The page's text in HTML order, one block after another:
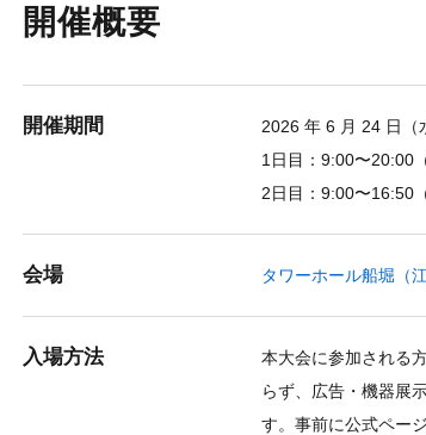
開催概要
開催期間
2026 年 6 月 24 日（
1日目：9:00〜20:00
2日目：9:00〜16:50
会場 タワーホール船堀（
入場方法
本大会に参加される
らず、広告・機器展
す。事前に公式ペー